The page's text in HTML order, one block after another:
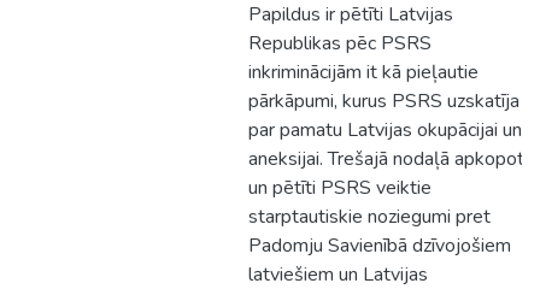
Papildus ir pētīti Latvijas
Republikas pēc PSRS
inkriminācijām it kā pieļautie
pārkāpumi, kurus PSRS uzskatīja
par pamatu Latvijas okupācijai un
aneksijai. Trešajā nodaļā apkopoti
un pētīti PSRS veiktie
starptautiskie noziegumi pret
Padomju Savienībā dzīvojošiem
latviešiem un Latvijas